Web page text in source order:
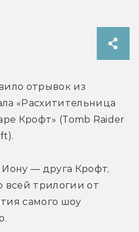
отрывок из
«Расхитительница
Крофт» (Tomb Raider
— друга Крофт,
всей
самого шоу